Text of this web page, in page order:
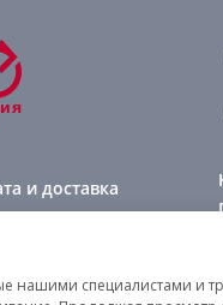
и доставка
специалистами и